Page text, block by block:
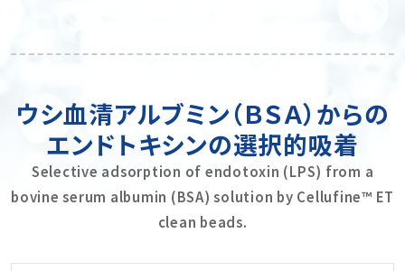
ウシ血清アルブミン（ＢＳＡ）からの
エンドトキシンの選択的吸着
Selective adsorption of endotoxin (LPS) from a
bovine serum albumin (BSA) solution by Cellufine™ ET
clean beads.